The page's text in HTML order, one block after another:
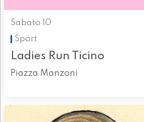
Sabato 10
Sport
Ladies Run Ticino
Piazza Manzoni